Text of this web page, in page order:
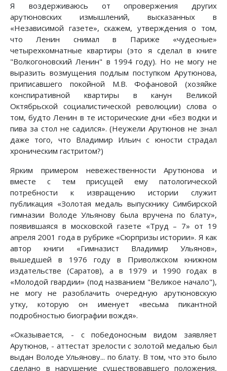
Я воздерживаюсь от опровержения других
арутюновских измышлений, высказанных в
«Независимой газете», скажем, утверждения о том,
что Ленин снимал в Париже «чудесные»
четырехкомнатные квартиры (это я сделал в книге
"Волкогоновский Ленин" в 1994 году). Но не могу не
выразить возмущения подлым поступком Арутюнова,
приписавшего покойной М.В. Фофановой (хозяйке
конспиративной квартиры в канун Великой
Октябрьской социалистической революции) слова о
том, будто Ленин в те исторические дни «без водки и
пива за стол не садился». (Неужели Арутюнов не знал
даже того, что Владимир Ильич с юности страдал
хроническим гастритом?)
Ярким примером невежественности Арутюнова и
вместе с тем присущей ему патологической
потребности к извращению истории служит
публикация «Золотая медаль выпускнику Симбирской
гимназии Володе Ульянову была вручена по блату»,
появившаяся в московской газете «Труд – 7» от 19
апреля 2001 года в рубрике «Сюрпризы истории». Я как
автор книги «Гимназист Владимир Ульянов»,
вышедшей в 1976 году в Приволжском книжном
издательстве (Саратов), а в 1979 и 1990 годах в
«Молодой гвардии» (под названием "Великое начало"),
не могу не разоблачить очередную арутюновскую
утку, которую он именует «весьма пикантной
подробностью биографии вождя».
«Оказывается, - с победоносным видом заявляет
Арутюнов, - аттестат зрелости с золотой медалью был
выдан Володе Ульянову... по блату. В том, что это было
сделано в нарушение существовавшего положения,